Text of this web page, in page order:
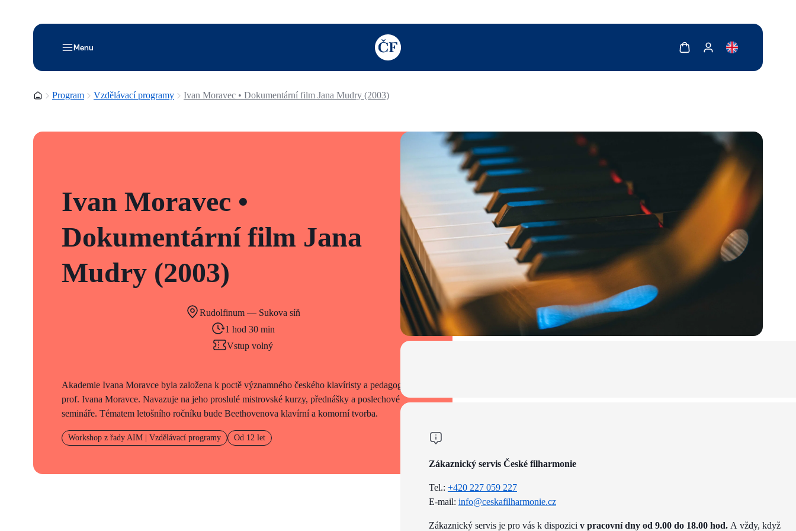
Menu
TODO: Add description for reader
Zobrazit košíkZobrazit můj účet
Domovská stránka
Program Vzdělávací programy Ivan Moravec • Dokumentární film Jana Mudry (2003)
Ivan Moravec •
Dokumentární film Jana
Mudry (2003)
Rudolfinum — Sukova síň
1 hod 30 min
Vstup volný
Akademie Ivana Moravce byla založena k poctě významného českého klavíristy a pedagoga
prof. Ivana Moravce. Navazuje na jeho proslulé mistrovské kurzy, přednášky a poslechové
semináře. Tématem letošního ročníku bude Beethovenova klavírní a komorní tvorba.
Workshop z řady AIM | Vzdělávací programy Od 12 let
Zákaznický servis České filharmonie
Tel.: +420 227 059 227
E-mail: info@ceskafilharmonie.cz
Zákaznický servis je pro vás k dispozici v pracovní dny od 9.00 do 18.00 hod. A vždy, když